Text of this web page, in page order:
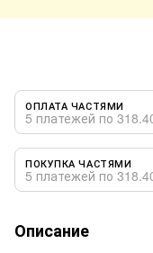
ОПЛАТА ЧАСТЯМИ
5 платежей по
ПОКУПКА ЧАСТЯМИ
5 платежей по
Описание